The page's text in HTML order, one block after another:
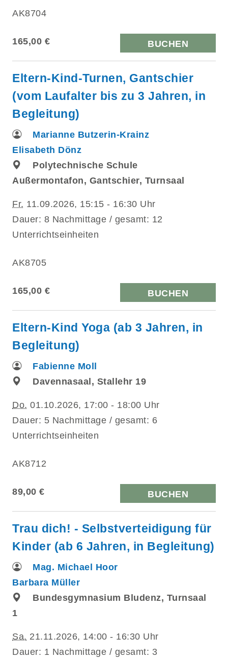
AK8704
165,00 € BUCHEN
Eltern-Kind-Turnen, Gantschier
(vom Laufalter bis zu 3 Jahren, in
Begleitung)
Marianne Butzerin-Krainz
Elisabeth Dönz
Polytechnische Schule
Außermontafon, Gantschier, Turnsaal
Fr. 11.09.2026, 15:15 - 16:30 Uhr
Dauer: 8 Nachmittage / gesamt: 12
Unterrichtseinheiten
AK8705
165,00 € BUCHEN
Eltern-Kind Yoga (ab 3 Jahren, in
Begleitung)
Fabienne Moll
Davennasaal, Stallehr 19
Do. 01.10.2026, 17:00 - 18:00 Uhr
Dauer: 5 Nachmittage / gesamt: 6
Unterrichtseinheiten
AK8712
89,00 € BUCHEN
Trau dich! - Selbstverteidigung für
Kinder (ab 6 Jahren, in Begleitung)
Mag. Michael Hoor
Barbara Müller
Bundesgymnasium Bludenz, Turnsaal
1
Sa. 21.11.2026, 14:00 - 16:30 Uhr
Dauer: 1 Nachmittage / gesamt: 3